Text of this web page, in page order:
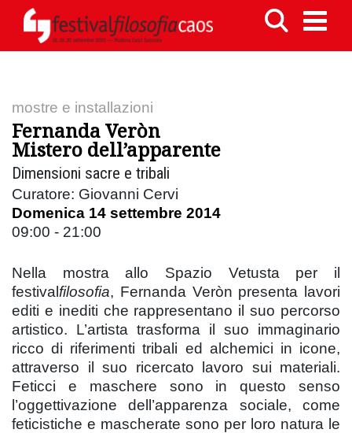
mostre e installazioni
Fernanda Veròn
Mistero dell’apparente
Dimensioni sacre e tribali
Curatore: Giovanni Cervi
Domenica 14 settembre 2014
09:00 - 21:00
Nella mostra allo Spazio Vetusta per il
festivalfilosofia, Fernanda Veròn presenta lavori
editi e inediti che rappresentano il suo percorso
artistico. L’artista trasforma il suo immaginario
ricco di riferimenti tribali ed alchemici in icone,
attraverso il suo ricercato lavoro sui materiali.
Feticci e maschere sono in questo senso
l’oggettivazione dell’apparenza sociale, come
feticistiche e mascherate sono per loro natura le